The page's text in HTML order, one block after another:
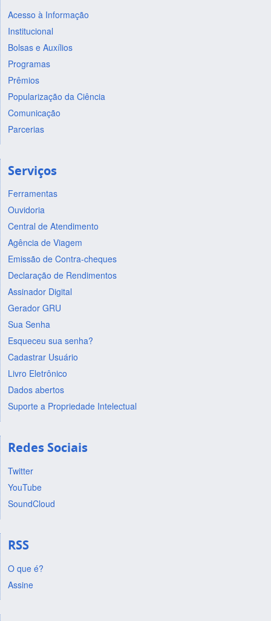
Acesso à Informação
Institucional
Bolsas e Auxílios
Programas
Prêmios
Popularização da Ciência
Comunicação
Parcerias
Serviços
Ferramentas
Ouvidoria
Central de Atendimento
Agência de Viagem
Emissão de Contra-cheques
Declaração de Rendimentos
Assinador Digital
Gerador GRU
Sua Senha
Esqueceu sua senha?
Cadastrar Usuário
Livro Eletrônico
Dados abertos
Suporte a Propriedade Intelectual
Redes Sociais
Twitter
YouTube
SoundCloud
RSS
O que é?
Assine